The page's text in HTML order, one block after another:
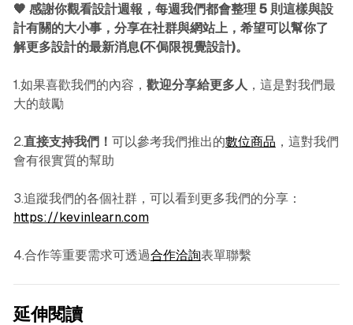
🧡 感謝你觀看設計週報，每週我們都會整理 5 則這樣與設
計有關的大小事，分享在社群與網站上，希望可以幫你了
解更多設計的最新消息(不侷限視覺設計)。
1.如果喜歡我們的內容， 歡迎分享給更多人 ，這是對我們最
大的鼓勵
2.直接支持我們！ 可以參考我們推出的數位商品 ，這對我們
會有很實質的幫助
3.追蹤我們的各個社群，可以看到更多我們的分享：
https://kevinlearn.com
4.合作等重要需求可透過合作洽詢表單聯繫
延伸閱讀